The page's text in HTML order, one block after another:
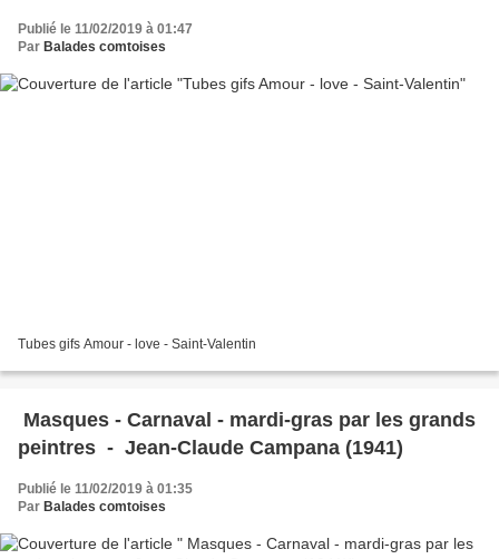
Publié le 11/02/2019 à 01:47
Par Balades comtoises
Tubes gifs Amour - love - Saint-Valentin
Masques - Carnaval - mardi-gras par les grands
peintres - Jean-Claude Campana (1941)
Publié le 11/02/2019 à 01:35
Par Balades comtoises